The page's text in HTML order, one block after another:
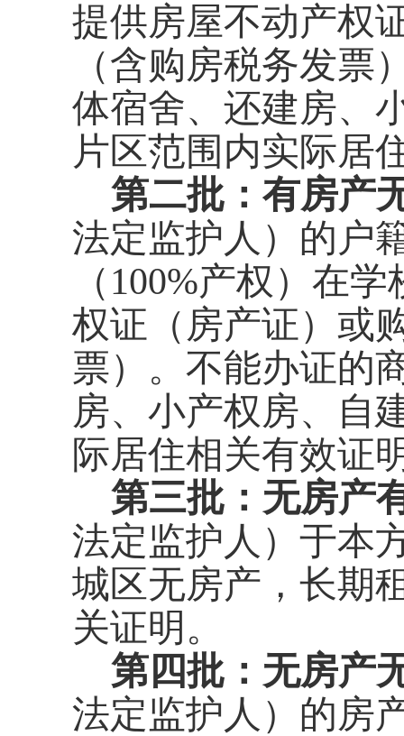
提供房屋不动产权
（含购房税务发票
体宿舍、还建房、
片区范围内实际居
第二批： 有房产
法定监护人） 的 户
（100%产权） 在学
权证（房产证） 或
票） 。 不能办证的
房、小产权房、自
际居住相关有效证
第三批：无房产
法定监护人） 于本
城区无房产，长期
关证明。
第四批： 无房产
法定监护人）的房